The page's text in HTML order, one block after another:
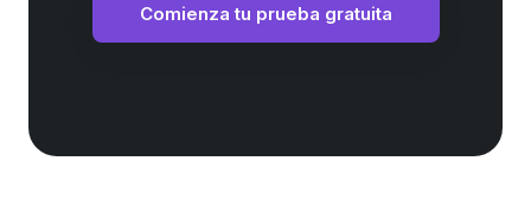
Comienza tu prueba gratuita